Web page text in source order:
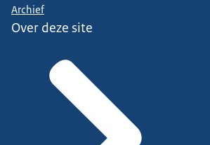
Archief
Over deze site